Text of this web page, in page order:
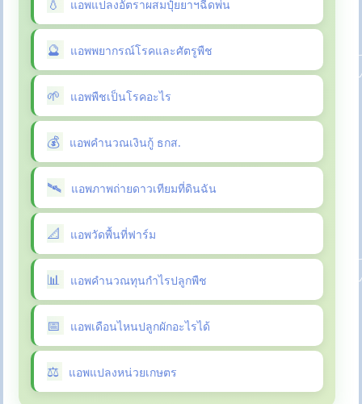
แอพแปลงอัตราผสมปุ๋ยยาฯฉีดพ่น
แอพพยากรณ์โรคและศัตรูพืช
แอพพืชเป็นโรคอะไร
แอพคำนวณเงินกู้ ธกส.
แอพภาพถ่ายดาวเทียมที่ดินฉัน
แอพวัดพื้นที่ฟาร์ม
แอพคำนวณทุนกำไรปลูกพืช
แอพเดือนไหนปลูกผักอะไรได้
แอพแปลงหน่วยเกษตร